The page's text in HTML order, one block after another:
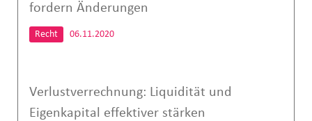
fordern Änderungen
Recht 06.11.2020
Verlustverrechnung: Liquidität und
Eigenkapital effektiver stärken